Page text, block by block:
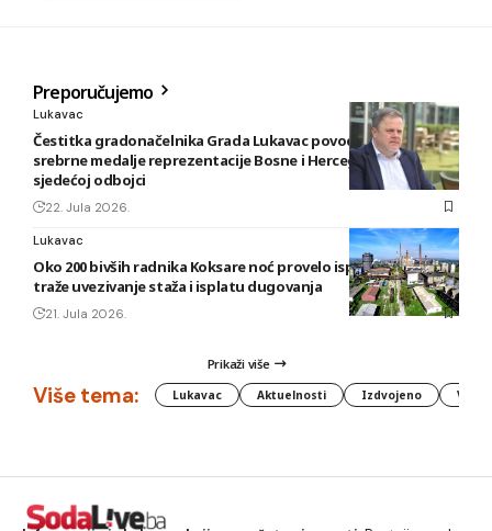
Preporučujemo
Lukavac
Čestitka gradonačelnika Grada Lukavac povodom osvajanja
srebrne medalje reprezentacije Bosne i Hercegovine u
sjedećoj odbojci
22. Jula 2026.
Lukavac
Oko 200 bivših radnika Koksare noć provelo ispred fabrike,
traže uvezivanje staža i isplatu dugovanja
21. Jula 2026.
Prikaži više
Više tema: Lukavac Aktuelnosti Izdvojeno